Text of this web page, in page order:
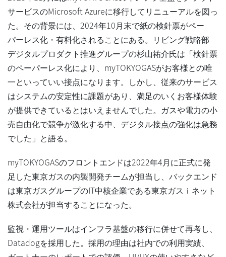
サービスのMicrosoft Azureに移行してリニューアルを図っ
た。その背景には、2024年10月末で紙の検針票がペー
パーレス化・有料化されることにある。リビング戦略部
デジタルプロダクト推進グループの杉山祐介氏は「検針票
のペーパーレス化により、myTOKYOGASがお客様との唯
一といっていい接点になります。しかし、従来のサービス
はシステムの安定性に課題があり、満足のいくお客様体験
が提供できているとはいえませんでした。ガスや電力の小
売自由化で競争が激化する中、デジタル接点の強化は急務
でした」と語る。
myTOKYOGASのフロントエンドは2022年4月に正式に発
足した東京ガスの内製開発チームが担当し、バックエンド
は東京ガスグループのIT中核企業である東京ガスｉネット
株式会社が担当することになった。
監視・運用ツールはインフラ基盤の移行に併せて再考し、
Datadogを採用した。採用の理由は社内での利用実績、